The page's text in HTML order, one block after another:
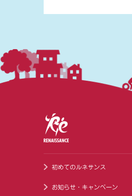
初めてのルネサンス
お知らせ・キャンペーン